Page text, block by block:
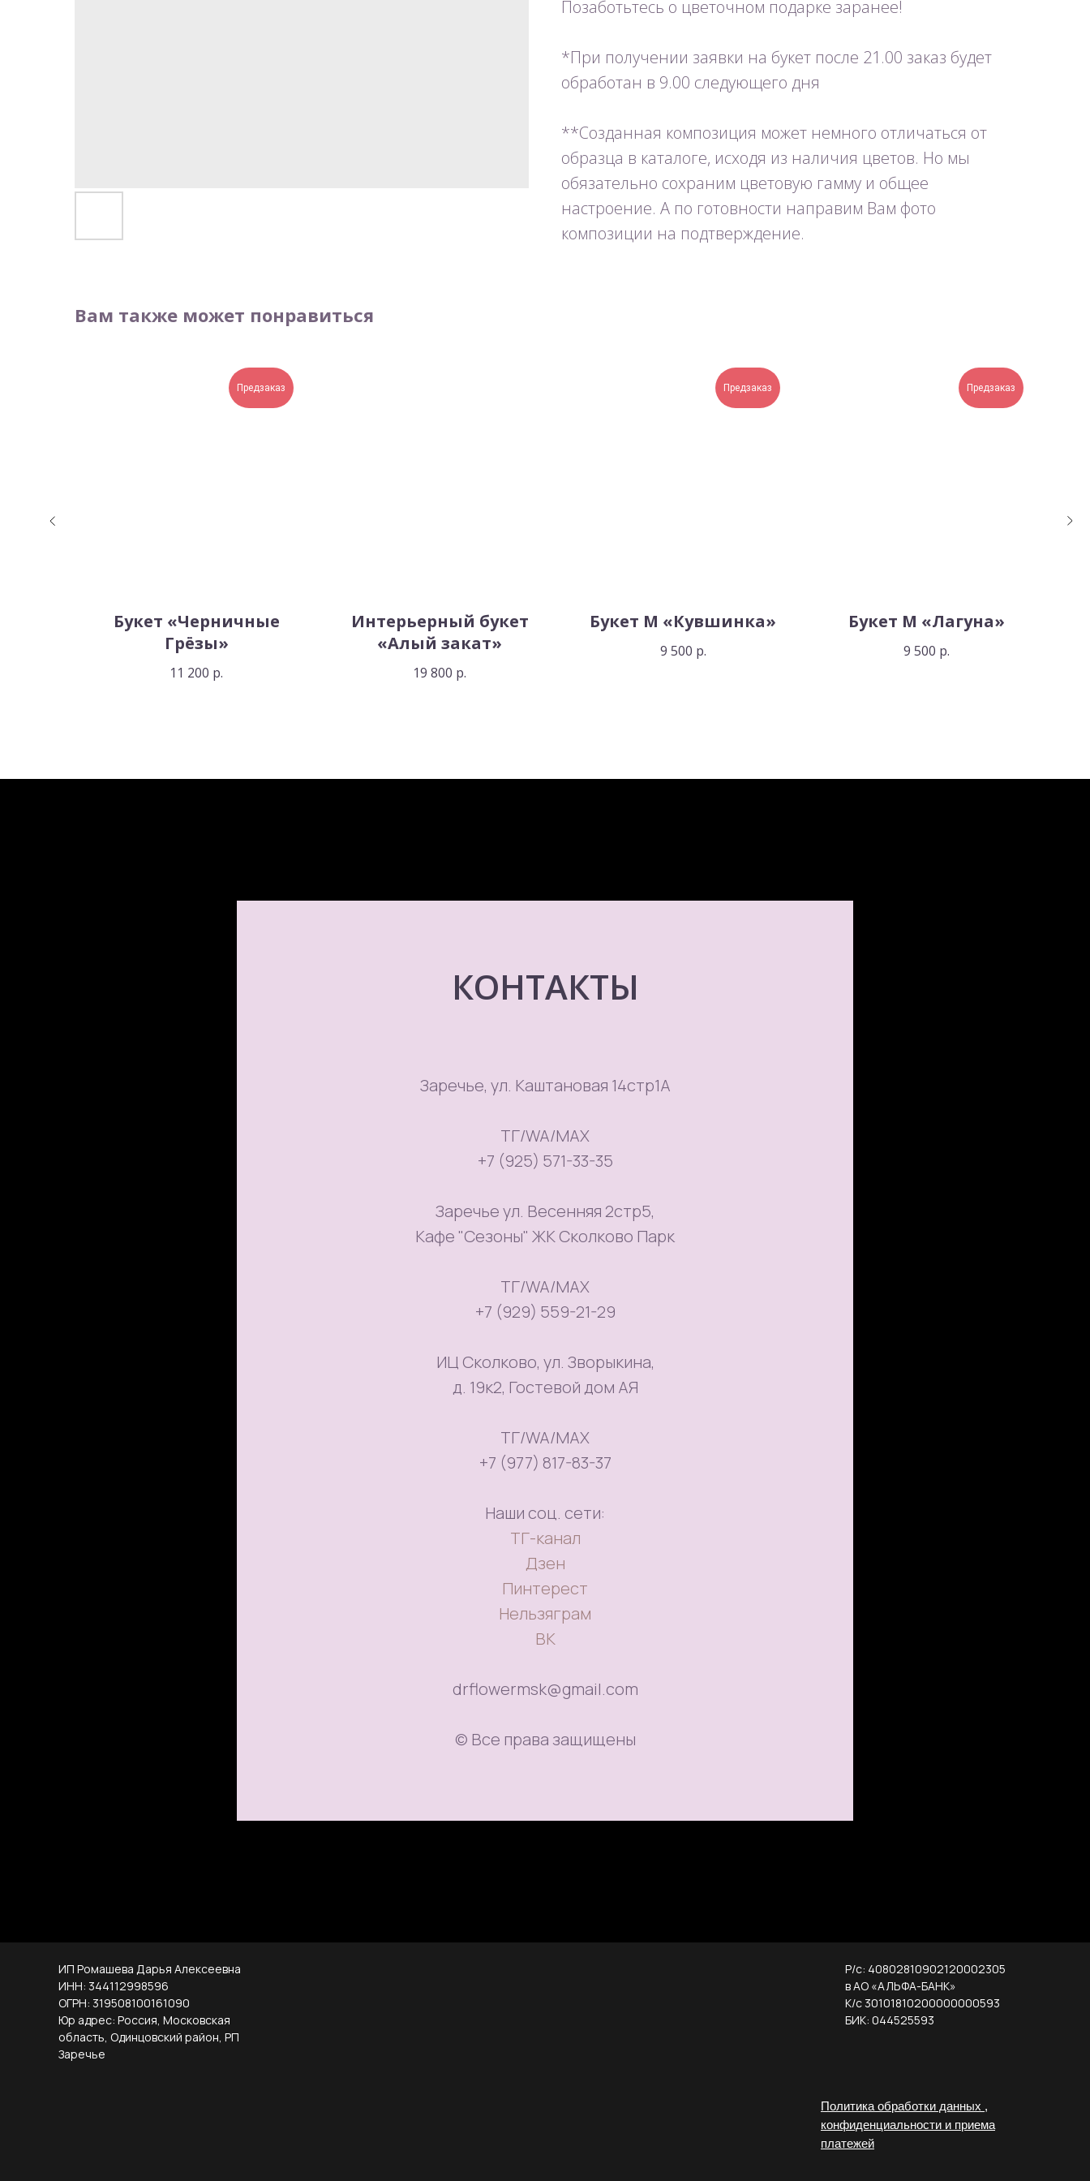
Позаботьтесь о цветочном подарке заранее!
*При получении заявки на букет после 21.00 заказ будет
обработан в 9.00 следующего дня
**Созданная композиция может немного отличаться от
образца в каталоге, исходя из наличия цветов. Но мы
обязательно сохраним цветовую гамму и общее
настроение. А по готовности направим Вам фото
композиции на подтверждение.
Вам также может понравиться
Предзаказ
Букет «Черничные
Грёзы»
11 200 р.
Интерьерный букет
«Алый закат»
19 800 р.
Предзаказ
Букет М «Кувшинка»
9 500 р.
Предзаказ
Букет М «Лагуна»
9 500 р.
КОНТАКТЫ
Заречье, ул. Каштановая 14стр1А
ТГ/WA/MAX
+7 (925) 571-33-35
Заречье ул. Весенняя 2стр5,
Кафе "Сезоны" ЖК Сколково Парк
ТГ/WA/MAX
+7 (929) 559-21-29
ИЦ Сколково, ул. Зворыкина,
д. 19к2, Гостевой дом АЯ
ТГ/WA/MAX
+7 (977) 817-83-37
Наши соц. сети:
ТГ-канал
Дзен
Пинтерест
Нельзяграм
ВК
drflowermsk@gmail.com
© Все права защищены
ИП Ромашева Дарья Алексеевна
ИНН: 344112998596
ОГРН: 319508100161090
Юр адрес: Россия, Московская
область, Одинцовский район, РП
Заречье
Р/с: 40802810902120002305
в АО «АЛЬФА-БАНК»
К/с 30101810200000000593
БИК: 044525593
Политика обработки данных ,
конфиденциальности и приема
платежей